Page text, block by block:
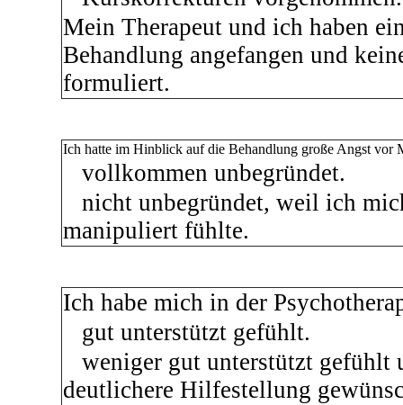
Mein Therapeut und ich haben
Behandlung angefangen und
formuliert.
Ich hatte im Hinblick auf die Behandlung große Angst vor
vollkommen unbegründet.
nicht unbegründet, weil ich
manipuliert fühlte.
Ich habe mich in der
gut unterstützt gefühlt.
weniger gut unterstützt gefühlt
deutlichere Hilfestellung